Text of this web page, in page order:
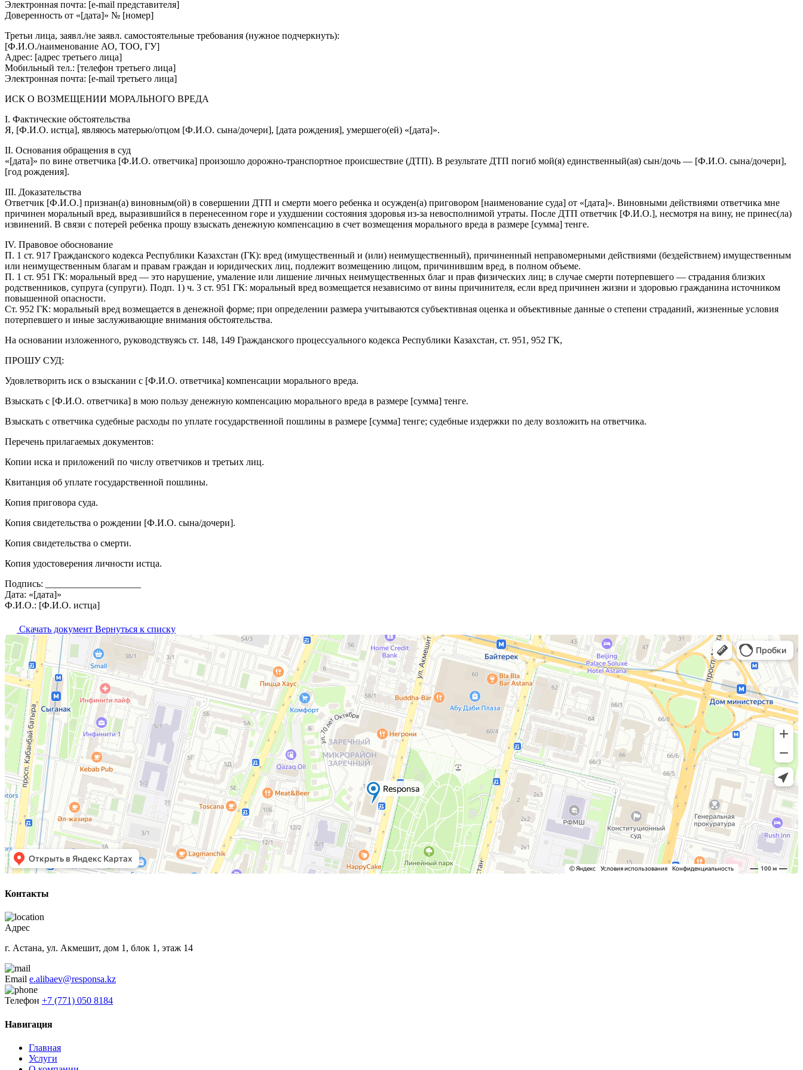
Электронная почта: [e-mail представителя]
Доверенность от «[дата]» № [номер]
Третьи лица, заявл./не заявл. самостоятельные требования (нужное подчеркнуть):
[Ф.И.О./наименование АО, ТОО, ГУ]
Адрес: [адрес третьего лица]
Мобильный тел.: [телефон третьего лица]
Электронная почта: [e-mail третьего лица]
ИСК О ВОЗМЕЩЕНИИ МОРАЛЬНОГО ВРЕДА
I. Фактические обстоятельства
Я, [Ф.И.О. истца], являюсь матерью/отцом [Ф.И.О. сына/дочери], [дата рождения], умершего(ей) «[дата]».
II. Основания обращения в суд
«[дата]» по вине ответчика [Ф.И.О. ответчика] произошло дорожно-транспортное происшествие (ДТП). В результате ДТП погиб мой(я) единственный(ая) сын/дочь — [Ф.И.О. сына/дочери],
[год рождения].
III. Доказательства
Ответчик [Ф.И.О.] признан(а) виновным(ой) в совершении ДТП и смерти моего ребенка и осужден(а) приговором [наименование суда] от «[дата]». Виновными действиями ответчика мне
причинен моральный вред, выразившийся в перенесенном горе и ухудшении состояния здоровья из-за невосполнимой утраты. После ДТП ответчик [Ф.И.О.], несмотря на вину, не принес(ла)
извинений. В связи с потерей ребенка прошу взыскать денежную компенсацию в счет возмещения морального вреда в размере [сумма] тенге.
IV. Правовое обоснование
П. 1 ст. 917 Гражданского кодекса Республики Казахстан (ГК): вред (имущественный и (или) неимущественный), причиненный неправомерными действиями (бездействием) имущественным
или неимущественным благам и правам граждан и юридических лиц, подлежит возмещению лицом, причинившим вред, в полном объеме.
П. 1 ст. 951 ГК: моральный вред — это нарушение, умаление или лишение личных неимущественных благ и прав физических лиц; в случае смерти потерпевшего — страдания близких
родственников, супруга (супруги). Подп. 1) ч. 3 ст. 951 ГК: моральный вред возмещается независимо от вины причинителя, если вред причинен жизни и здоровью гражданина источником
повышенной опасности.
Ст. 952 ГК: моральный вред возмещается в денежной форме; при определении размера учитываются субъективная оценка и объективные данные о степени страданий, жизненные условия
потерпевшего и иные заслуживающие внимания обстоятельства.
На основании изложенного, руководствуясь ст. 148, 149 Гражданского процессуального кодекса Республики Казахстан, ст. 951, 952 ГК,
ПРОШУ СУД:
Удовлетворить иск о взыскании с [Ф.И.О. ответчика] компенсации морального вреда.
Взыскать с [Ф.И.О. ответчика] в мою пользу денежную компенсацию морального вреда в размере [сумма] тенге.
Взыскать с ответчика судебные расходы по уплате государственной пошлины в размере [сумма] тенге; судебные издержки по делу возложить на ответчика.
Перечень прилагаемых документов:
Копии иска и приложений по числу ответчиков и третьих лиц.
Квитанция об уплате государственной пошлины.
Копия приговора суда.
Копия свидетельства о рождении [Ф.И.О. сына/дочери].
Копия свидетельства о смерти.
Копия удостоверения личности истца.
Подпись: ____________________
Дата: «[дата]»
Ф.И.О.: [Ф.И.О. истца]
Скачать документ Вернуться к списку
Контакты
Адрес
г. Астана, ул. Акмешит, дом 1, блок 1, этаж 14
Email e.alibaev@responsa.kz
Телефон +7 (771) 050 8184
Навигация
Главная
Услуги